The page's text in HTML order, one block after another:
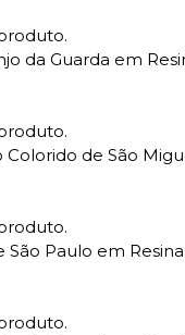
da Guarda em
Colorido de São
Paulo em